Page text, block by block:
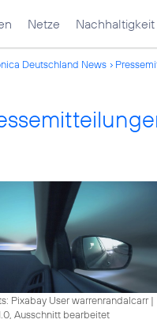
Netze Nachhaltigkeit
Deutschland News
Pixabay User warrenrandalcarr|
Ausschnitt bearbeitet